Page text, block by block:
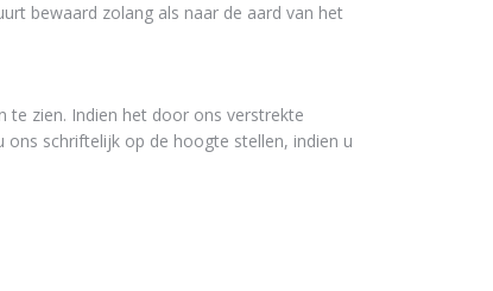
bewaard zolang als naar de aard van het
te zien. Indien het door ons verstrekte
schriftelijk op de hoogte stellen, indien u